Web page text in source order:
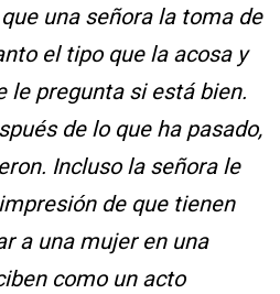
una señora la toma de
el tipo que la acosa y
le pregunta si está bien.
de lo que ha pasado,
Incluso la señora le
de que tienen
a una mujer en una
como un acto